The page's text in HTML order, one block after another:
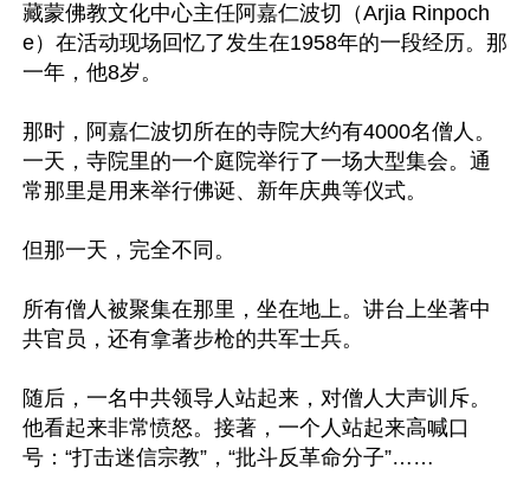
藏蒙佛教文化中心主任阿嘉仁波切（Arjia Rinpoch
e）在活动现场回忆了发生在1958年的一段经历。那
一年，他8岁。
那时，阿嘉仁波切所在的寺院大约有4000名僧人。
一天，寺院里的一个庭院举行了一场大型集会。通
常那里是用来举行佛诞、新年庆典等仪式。
但那一天，完全不同。
所有僧人被聚集在那里，坐在地上。讲台上坐著中
共官员，还有拿著步枪的共军士兵。
随后，一名中共领导人站起来，对僧人大声训斥。
他看起来非常愤怒。接著，一个人站起来高喊口
号：“打击迷信宗教”，“批斗反革命分子”……